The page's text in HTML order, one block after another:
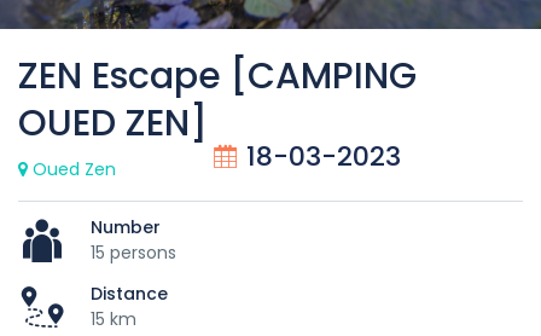
ZEN Escape [CAMPING
OUED ZEN]
Oued Zen 18-03-2023
Number
15 persons
Distance
15 km